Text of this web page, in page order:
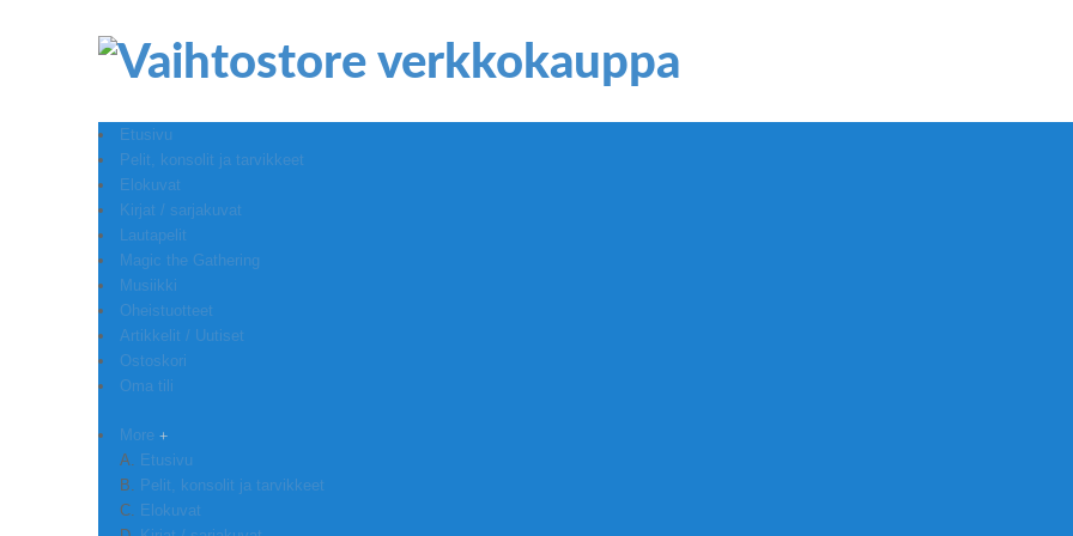
Etusivu
Pelit, konsolit ja tarvikkeet
Elokuvat
Kirjat / sarjakuvat
Lautapelit
Magic the Gathering
Musiikki
Oheistuotteet
Artikkelit / Uutiset
Ostoskori
Oma tili
More
Etusivu
Pelit, konsolit ja tarvikkeet
Elokuvat